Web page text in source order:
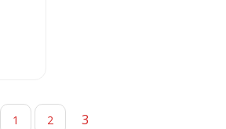
1 2 3